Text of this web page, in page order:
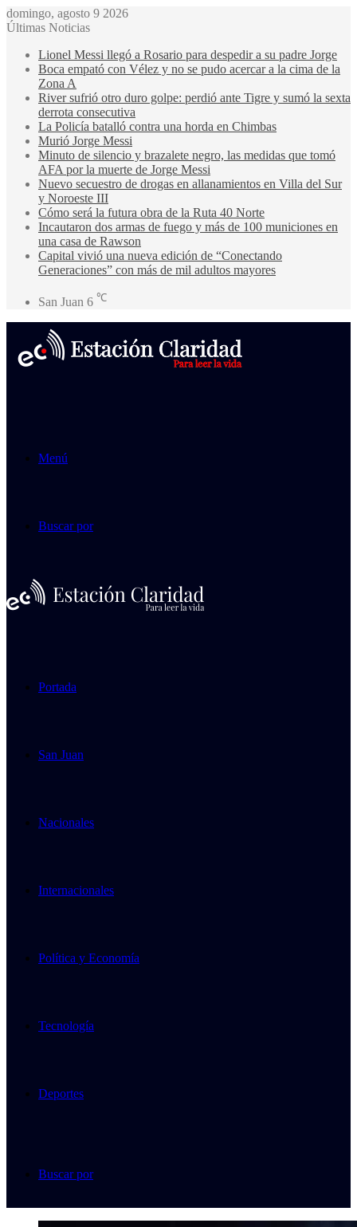
domingo, agosto 9 2026
Últimas Noticias
Lionel Messi llegó a Rosario para despedir a su padre Jorge
Boca empató con Vélez y no se pudo acercar a la cima de la
Zona A
River sufrió otro duro golpe: perdió ante Tigre y sumó la sexta
derrota consecutiva
La Policía batalló contra una horda en Chimbas
Murió Jorge Messi
Minuto de silencio y brazalete negro, las medidas que tomó
AFA por la muerte de Jorge Messi
Nuevo secuestro de drogas en allanamientos en Villa del Sur
y Noroeste III
Cómo será la futura obra de la Ruta 40 Norte
Incautaron dos armas de fuego y más de 100 municiones en
una casa de Rawson
Capital vivió una nueva edición de “Conectando
Generaciones” con más de mil adultos mayores
San Juan 6 ℃
Menú
Buscar por
Portada
San Juan
Nacionales
Internacionales
Política y Economía
Tecnología
Deportes
Buscar por